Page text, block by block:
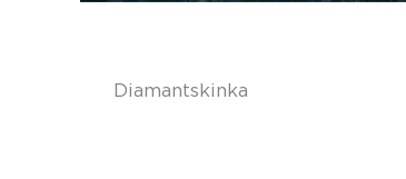
Diamantskinka